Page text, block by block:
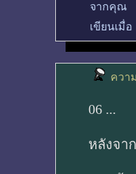
จากคุณ
เขียนเมื่อ
ควา
06 ...
หลังจา